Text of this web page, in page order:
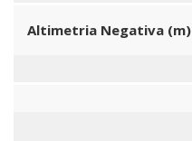
Altimetria Negativa (m)